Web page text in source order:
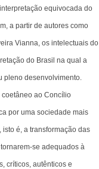
equivocada do
a partir de autores como
Vianna, os intelectuais do
do Brasil na qual a
pleno desenvolvimento.
ao Concílio
por uma sociedade mais
isto é, a transformação das
se adequados à
críticos, autênticos e